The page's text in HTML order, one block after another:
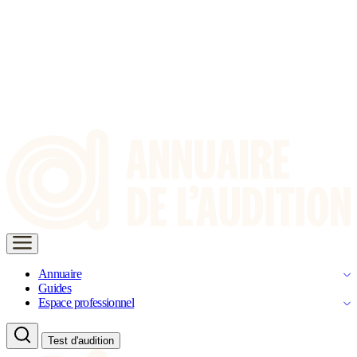
Annuaire
Guides
Espace professionnel
Test d'audition